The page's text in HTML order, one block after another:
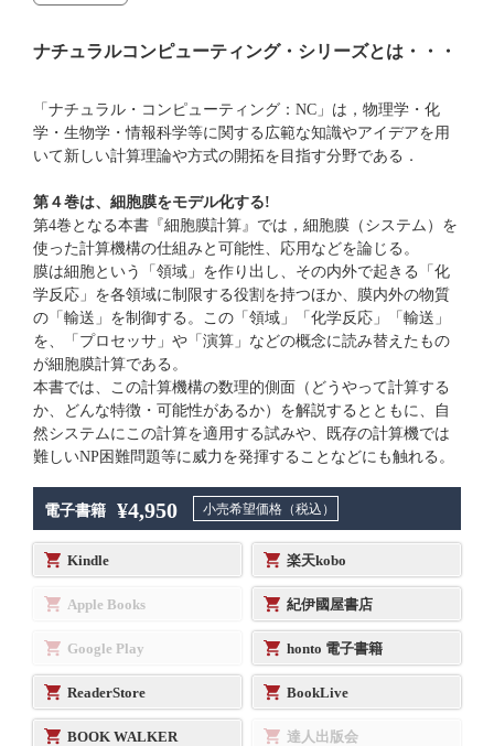
ナチュラルコンピューティング・シリーズとは・・・
「ナチュラル・コンピューティング：NC」は，物理学・化
学・生物学・情報科学等に関する広範な知識やアイデアを用
いて新しい計算理論や方式の開拓を目指す分野である．
第４巻は、細胞膜をモデル化する!
第4巻となる本書『細胞膜計算』では，細胞膜（システム）を
使った計算機構の仕組みと可能性、応用などを論じる。
膜は細胞という「領域」を作り出し、その内外で起きる「化
学反応」を各領域に制限する役割を持つほか、膜内外の物質
の「輸送」を制御する。この「領域」「化学反応」「輸送」
を、「プロセッサ」や「演算」などの概念に読み替えたもの
が細胞膜計算である。
本書では、この計算機構の数理的側面（どうやって計算する
か、どんな特徴・可能性があるか）を解説するとともに、自
然システムにこの計算を適用する試みや、既存の計算機では
難しいNP困難問題等に威力を発揮することなどにも触れる。
電子書籍 ¥4,950 小売希望価格（税込）
Kindle 楽天kobo
Apple Books 紀伊國屋書店
Google Play honto 電子書籍
ReaderStore BookLive
BOOK WALKER 達人出版会